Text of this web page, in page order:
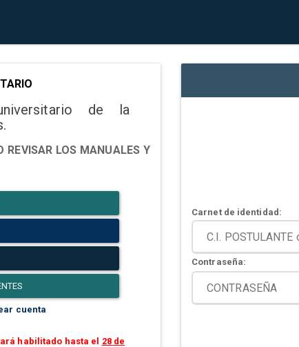
de la
REVISAR LOS MANUALES Y
cuenta
habilitado hasta el 28 de
Carnet de identidad:
Contraseña: